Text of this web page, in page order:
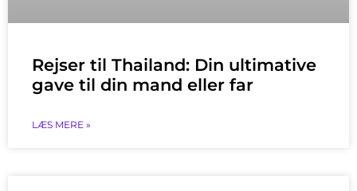
Rejser til Thailand: Din ultimative
gave til din mand eller far
LÆS MERE »